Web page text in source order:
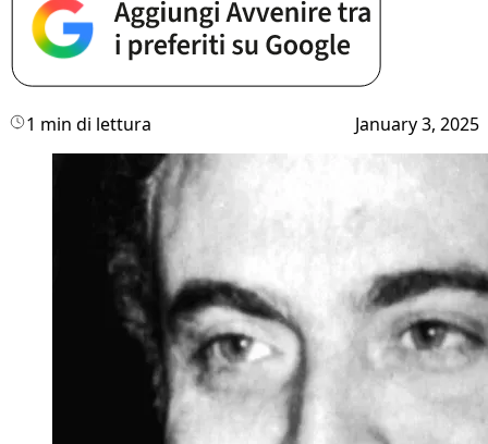
1 min di lettura January 3, 2025